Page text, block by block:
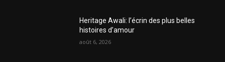
Heritage Awali: l’écrin des plus belles
histoires d’amour
août 6, 2026